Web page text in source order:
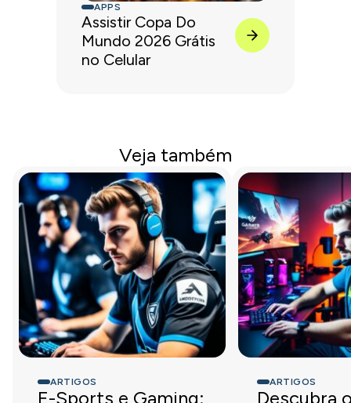
APPS
Assistir Copa Do
Mundo 2026 Grátis
no Celular
Veja também
ARTIGOS
E-Sports e Gaming:
ARTIGOS
Descubra